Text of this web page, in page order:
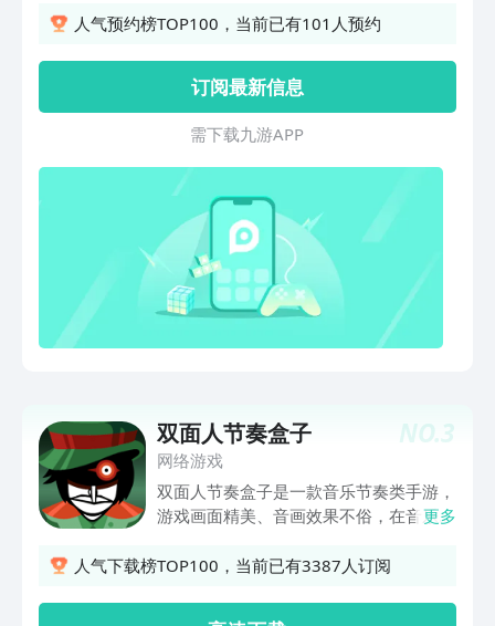
右移动，利用各种有趣的地形和道具的组
卡的任务目标。随着主线的发展，关卡难
度会不断提升。在休闲的挑战过称中也不
失紧张刺激的气氛。游戏除了主线副本，
还有无尽副本模式，玩家在这个模式下可
以挑战自己，冲击高度的极限和更多的分
数。
人气预约榜TOP100，当前已有101人预约
订阅最新信息
需 下 载 九 游 A P P
NO.3
双面人节奏盒子
网络游戏
双面人节奏盒子是一款音乐节奏类手游，
游戏画面精美、音画效果不俗，在音乐的
准。游戏的玩法比较简单，玩家需要根据
更多
人气下载榜TOP100，当前已有3387人订阅